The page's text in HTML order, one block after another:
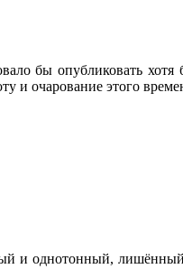
бы опубликовать
очарование этого
однотонный, лишённый,